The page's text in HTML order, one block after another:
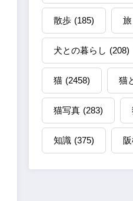
散歩 (185) 旅
犬との暮らし (208)
猫 (2458) 猫
猫写真 (283)
知識 (375)